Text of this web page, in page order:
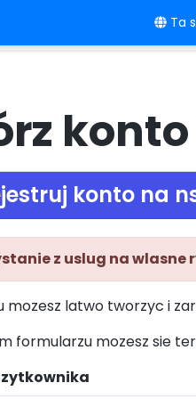
Ta
konto
konto na
z uslug na wlasne
mozesz latwo tworzyc i
formularzu mozesz sie